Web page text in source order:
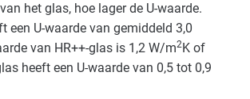
Basis
Basis
het glas, hoe lager de U-waarde.
een U-waarde van gemiddeld 3,0
van HR++-glas is 1,2 W/m2K of
heeft een U-waarde van 0,5 tot 0,9